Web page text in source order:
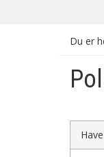
Du er
Have